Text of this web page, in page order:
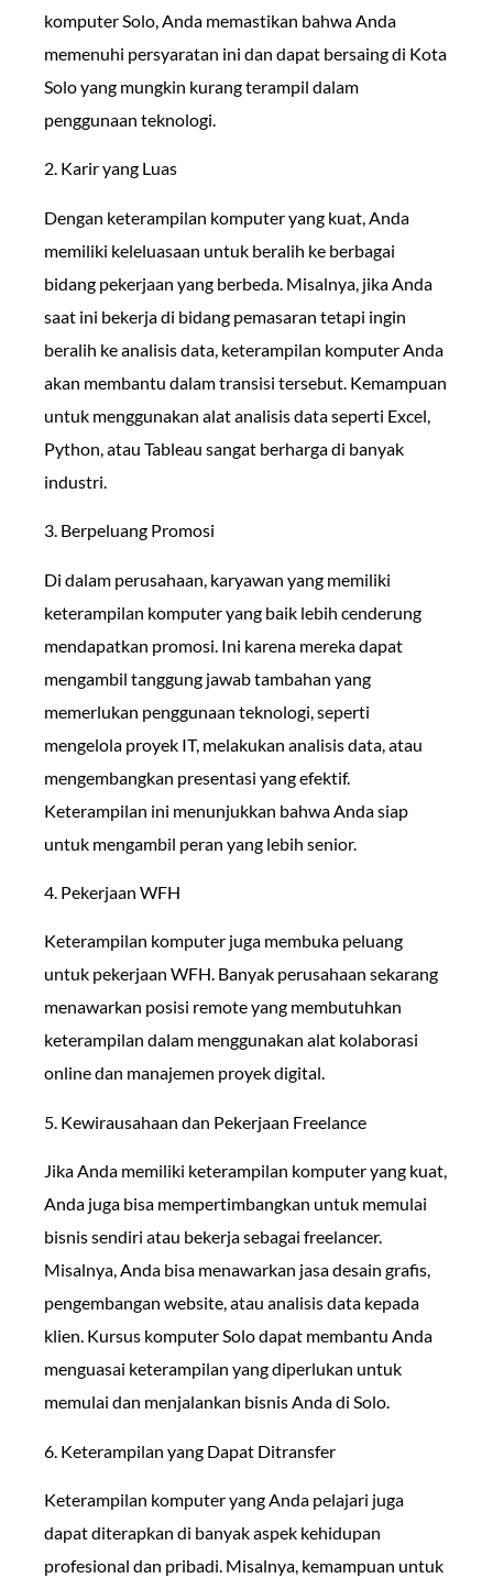
komputer Solo, Anda memastikan bahwa Anda
memenuhi persyaratan ini dan dapat bersaing di Kota
Solo yang mungkin kurang terampil dalam
penggunaan teknologi.
2. Karir yang Luas
Dengan keterampilan komputer yang kuat, Anda
memiliki keleluasaan untuk beralih ke berbagai
bidang pekerjaan yang berbeda. Misalnya, jika Anda
saat ini bekerja di bidang pemasaran tetapi ingin
beralih ke analisis data, keterampilan komputer Anda
akan membantu dalam transisi tersebut. Kemampuan
untuk menggunakan alat analisis data seperti Excel,
Python, atau Tableau sangat berharga di banyak
industri.
3. Berpeluang Promosi
Di dalam perusahaan, karyawan yang memiliki
keterampilan komputer yang baik lebih cenderung
mendapatkan promosi. Ini karena mereka dapat
mengambil tanggung jawab tambahan yang
memerlukan penggunaan teknologi, seperti
mengelola proyek IT, melakukan analisis data, atau
mengembangkan presentasi yang efektif.
Keterampilan ini menunjukkan bahwa Anda siap
untuk mengambil peran yang lebih senior.
4. Pekerjaan WFH
Keterampilan komputer juga membuka peluang
untuk pekerjaan WFH. Banyak perusahaan sekarang
menawarkan posisi remote yang membutuhkan
keterampilan dalam menggunakan alat kolaborasi
online dan manajemen proyek digital.
5. Kewirausahaan dan Pekerjaan Freelance
Jika Anda memiliki keterampilan komputer yang kuat,
Anda juga bisa mempertimbangkan untuk memulai
bisnis sendiri atau bekerja sebagai freelancer.
Misalnya, Anda bisa menawarkan jasa desain grafis,
pengembangan website, atau analisis data kepada
klien. Kursus komputer Solo dapat membantu Anda
menguasai keterampilan yang diperlukan untuk
memulai dan menjalankan bisnis Anda di Solo.
6. Keterampilan yang Dapat Ditransfer
Keterampilan komputer yang Anda pelajari juga
dapat diterapkan di banyak aspek kehidupan
profesional dan pribadi. Misalnya, kemampuan untuk